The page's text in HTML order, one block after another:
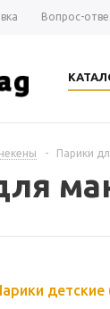
Вопрос-
- Парики
детские